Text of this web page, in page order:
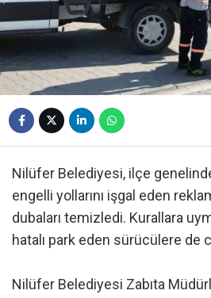
Nilüfer Belediyesi, ilçe
engelli yollarını işgal eden
dubaları temizledi. Kurallara
hatalı park eden sürücülere de
Nilüfer Belediyesi Zabıta